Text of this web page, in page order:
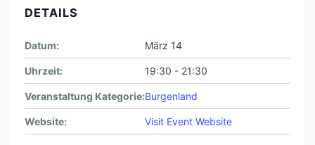
E
DETAILS
Datum: März 14
Uhrzeit: 19:30 - 21:30
Veranstaltung Kategorie:Burgenland
Website: Visit Event Website